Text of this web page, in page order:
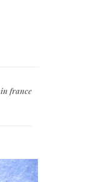
france